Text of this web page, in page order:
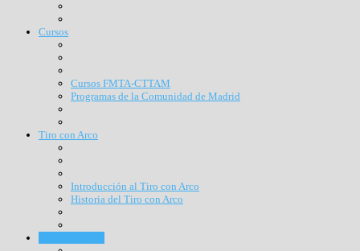
Cursos
Cursos FMTA-CTTAM
Programas de la Comunidad de Madrid
Tiro con Arco
Introducción al Tiro con Arco
Historia del Tiro con Arco